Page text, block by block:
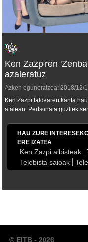
Ken Zazpiren
azaleratuz
Azken eguneratzea: 2018/12/
Ken Zazpi taldearen kanta
atalean. Pertsonaia guztiek
HAU ZURE
ERE IZATEA
Ken Zazpi albisteak
Telebista saioak
© EITB - 2026